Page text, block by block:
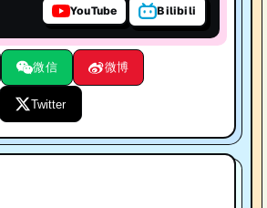
YouTube Bilibili
微信 微博
Twitter